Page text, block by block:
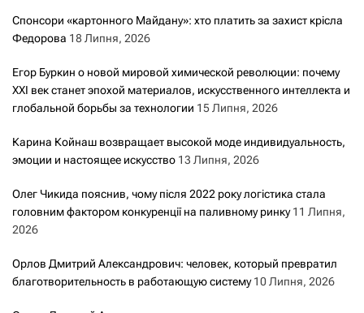
Спонсори «картонного Майдану»: хто платить за захист крісла
Федорова 18 Липня, 2026
Егор Буркин о новой мировой химической революции: почему
XXI век станет эпохой материалов, искусственного интеллекта и
глобальной борьбы за технологии 15 Липня, 2026
Карина Койнаш возвращает высокой моде индивидуальность,
эмоции и настоящее искусство 13 Липня, 2026
Олег Чикида пояснив, чому після 2022 року логістика стала
головним фактором конкуренції на паливному ринку 11 Липня,
2026
Орлов Дмитрий Александрович: человек, который превратил
благотворительность в работающую систему 10 Липня, 2026